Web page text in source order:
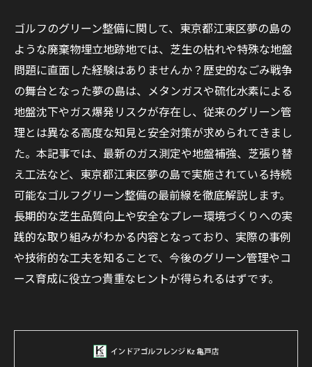
ゴルフのグリーン整備に関して、東京都江東区夢の島の
ような廃棄物埋立地跡地では、芝生の枯れや特殊な地盤
問題に直面した経験はありませんか？歴史的なごみ戦争
の舞台となった夢の島は、メタンガスや硫化水素による
地盤沈下やガス爆発リスクが存在し、従来のグリーン管
理とは異なる高度な知見と安全対策が求められてきまし
た。本記事では、最新のガス測定や地盤補強、芝張り替
え工法など、東京都江東区夢の島で実施されている持続
可能なゴルフグリーン整備の最前線を徹底解説します。
長期的な芝生品質向上や安全なプレー環境づくりへの実
践的な取り組みがわかる内容となっており、実際の事例
や技術的な工夫を知ることで、今後のグリーン管理やコ
ース育成に役立つ貴重なヒントが得られるはずです。